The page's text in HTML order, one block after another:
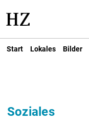
Start Lokales Bilder
Soziales